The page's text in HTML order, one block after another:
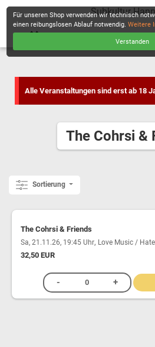
Subkultur
Alle Veranstaltungen sind erst ab 18
The Cohrsi &
Sortierung
The Cohrsi & Friends
Sa, 21.11.26, 19:45 Uhr, Love Music /
32,50 EUR
Für unseren Shop verwenden wir technisch
einen reibungslosen Ablauf notwendig.Weitere
Verstanden